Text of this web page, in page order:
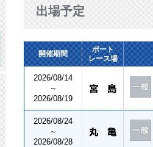
出場予定
開催期間
ボート
レース場
2026/08/14
～
2026/08/19
2026/08/24
～
2026/08/28